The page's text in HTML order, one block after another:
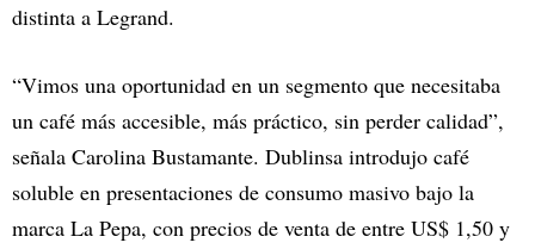
distinta a Legrand.
“Vimos una oportunidad en un segmento que necesitaba
un café más accesible, más práctico, sin perder calidad”,
señala Carolina Bustamante. Dublinsa introdujo café
soluble en presentaciones de consumo masivo bajo la
marca La Pepa, con precios de venta de entre US$ 1,50 y